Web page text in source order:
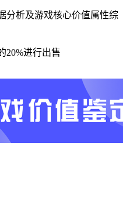
分析及游戏核心价值属性综
20%进行出售